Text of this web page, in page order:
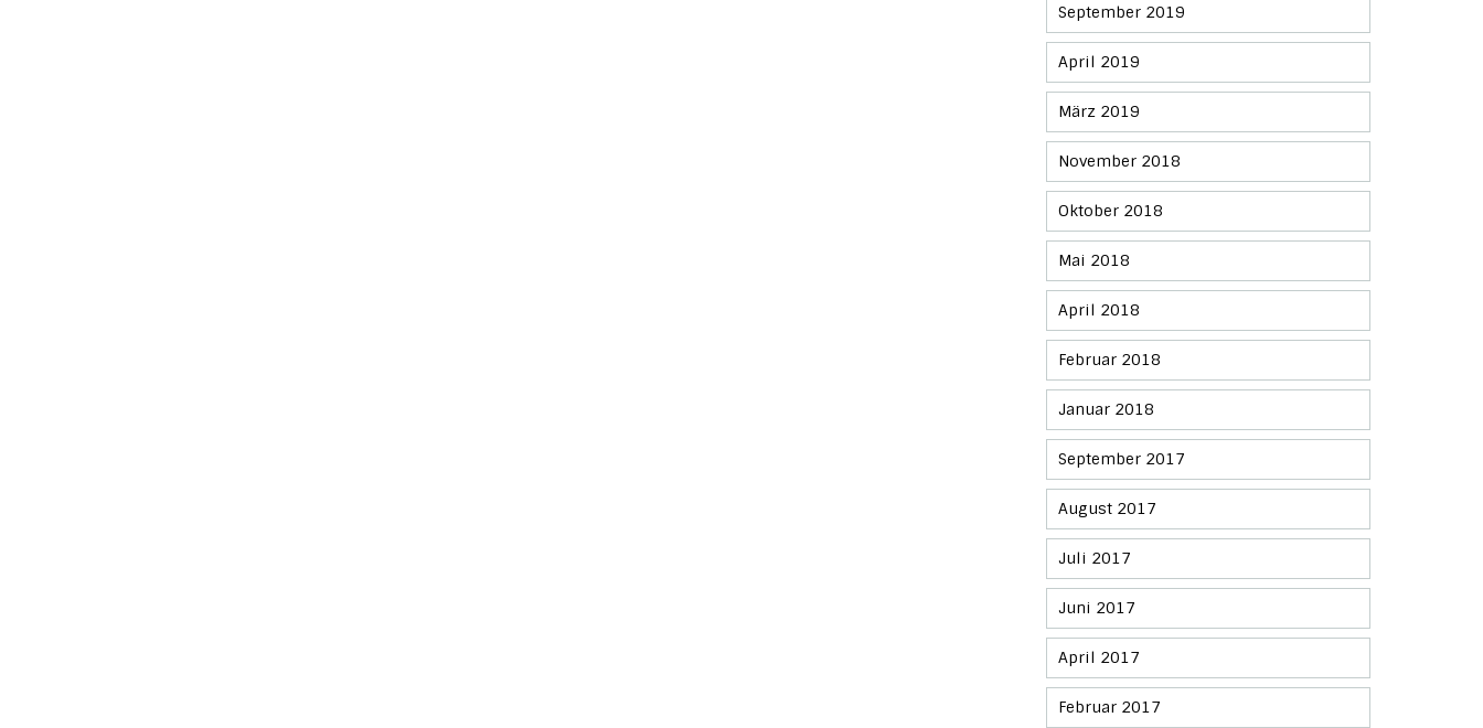
September 2019
April 2019
März 2019
November 2018
Oktober 2018
Mai 2018
April 2018
Februar 2018
Januar 2018
September 2017
August 2017
Juli 2017
Juni 2017
April 2017
Februar 2017